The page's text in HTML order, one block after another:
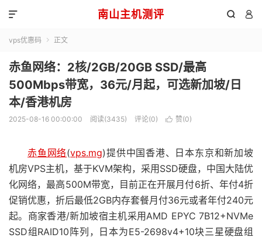
南山主机测评  

vps优惠码  正文
赤鱼网络：2核/2GB/20GB SSD/最高
500Mbps带宽，36元/月起，可选新加坡/日
本/香港机房
2025-08-16 00:00:00 阅读(3435) 评论(0)  赞(0)
赤鱼网络(vps.mg)提供中国香港、日本东京和新加坡
机房VPS主机，基于KVM架构，采用SSD硬盘，中国大陆优
化网络，最高500M带宽，目前正在开展月付6折、年付4折
促销优惠，折后最低2GB内存套餐月付36元或者年付240元
起。商家香港/新加坡宿主机采用AMD EPYC 7B12+NVMe
SSD组RAID10阵列，日本为E5-2698v4+10块三星硬盘组